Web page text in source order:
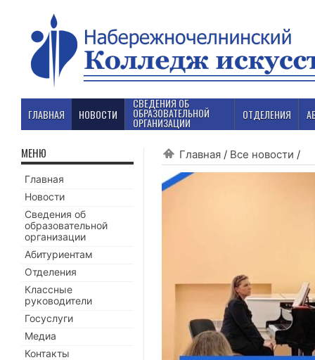
ГЛАВНАЯ НОВОСТИ
СВЕДЕНИЯ ОБ
ОБРАЗОВАТЕЛЬНОЙ
ОРГАНИЗАЦИИ
ОТДЕЛЕНИЯ
Главная / Все новости /
МЕНЮ
Главная
Новости
Сведения об
образовательной
организации
Абитуриентам
Отделения
Классные
руководители
Госуслуги
Медиа
Контакты